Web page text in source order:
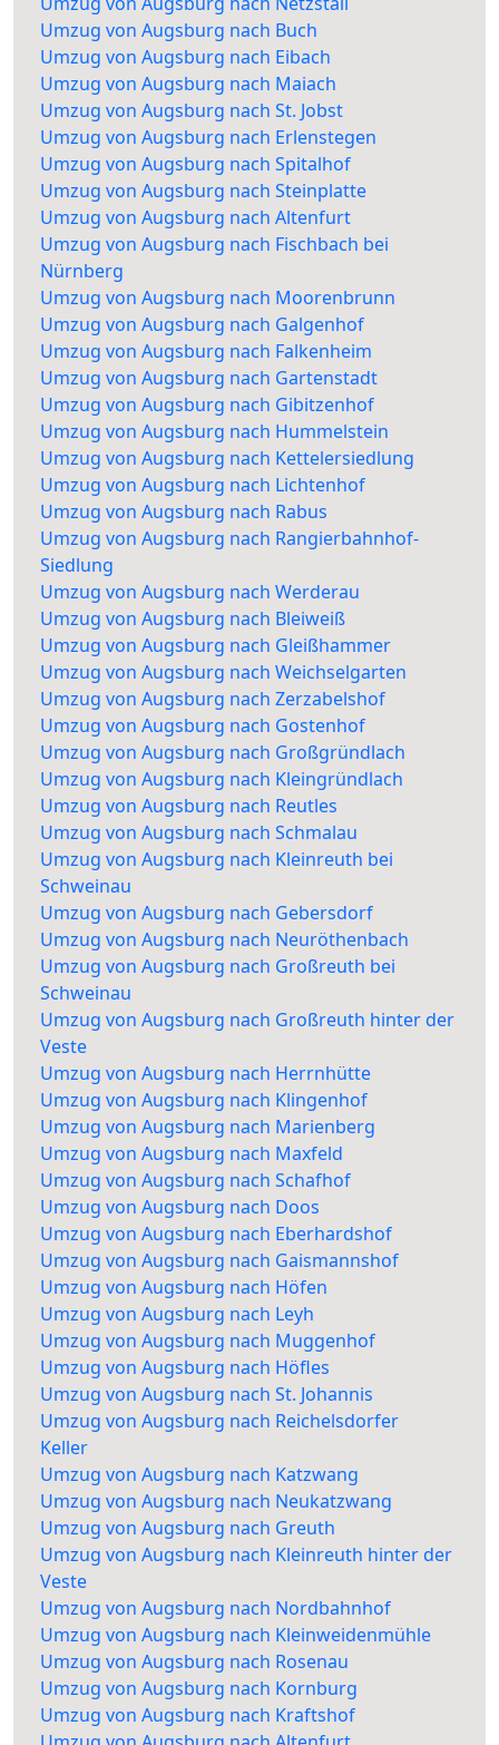
Umzug von Augsburg nach Buch
Umzug von Augsburg nach Eibach
Umzug von Augsburg nach Maiach
Umzug von Augsburg nach St. Jobst
Umzug von Augsburg nach Erlenstegen
Umzug von Augsburg nach Spitalhof
Umzug von Augsburg nach Steinplatte
Umzug von Augsburg nach Altenfurt
Umzug von Augsburg nach Fischbach bei
Nürnberg
Umzug von Augsburg nach Moorenbrunn
Umzug von Augsburg nach Galgenhof
Umzug von Augsburg nach Falkenheim
Umzug von Augsburg nach Gartenstadt
Umzug von Augsburg nach Gibitzenhof
Umzug von Augsburg nach Hummelstein
Umzug von Augsburg nach Kettelersiedlung
Umzug von Augsburg nach Lichtenhof
Umzug von Augsburg nach Rabus
Umzug von Augsburg nach Rangierbahnhof-
Siedlung
Umzug von Augsburg nach Werderau
Umzug von Augsburg nach Bleiweiß
Umzug von Augsburg nach Gleißhammer
Umzug von Augsburg nach Weichselgarten
Umzug von Augsburg nach Zerzabelshof
Umzug von Augsburg nach Gostenhof
Umzug von Augsburg nach Großgründlach
Umzug von Augsburg nach Kleingründlach
Umzug von Augsburg nach Reutles
Umzug von Augsburg nach Schmalau
Umzug von Augsburg nach Kleinreuth bei
Schweinau
Umzug von Augsburg nach Gebersdorf
Umzug von Augsburg nach Neuröthenbach
Umzug von Augsburg nach Großreuth bei
Schweinau
Umzug von Augsburg nach Großreuth hinter der
Veste
Umzug von Augsburg nach Herrnhütte
Umzug von Augsburg nach Klingenhof
Umzug von Augsburg nach Marienberg
Umzug von Augsburg nach Maxfeld
Umzug von Augsburg nach Schafhof
Umzug von Augsburg nach Doos
Umzug von Augsburg nach Eberhardshof
Umzug von Augsburg nach Gaismannshof
Umzug von Augsburg nach Höfen
Umzug von Augsburg nach Leyh
Umzug von Augsburg nach Muggenhof
Umzug von Augsburg nach Höfles
Umzug von Augsburg nach St. Johannis
Umzug von Augsburg nach Reichelsdorfer
Keller
Umzug von Augsburg nach Katzwang
Umzug von Augsburg nach Neukatzwang
Umzug von Augsburg nach Greuth
Umzug von Augsburg nach Kleinreuth hinter der
Veste
Umzug von Augsburg nach Nordbahnhof
Umzug von Augsburg nach Kleinweidenmühle
Umzug von Augsburg nach Rosenau
Umzug von Augsburg nach Kornburg
Umzug von Augsburg nach Kraftshof